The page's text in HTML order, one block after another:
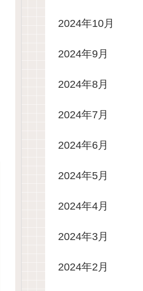
2024年10月
2024年9月
2024年8月
2024年7月
2024年6月
2024年5月
2024年4月
2024年3月
2024年2月